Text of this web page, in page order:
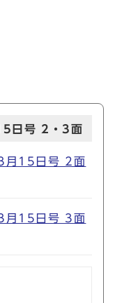
日号 2・3面
月15日号 2面
月15日号 3面